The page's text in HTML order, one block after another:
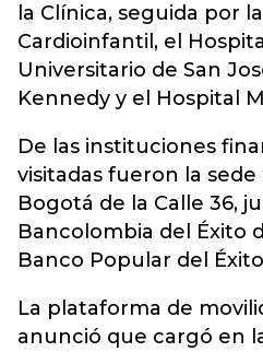
la Clínica, seguida por
Cardioinfantil, el
Universitario de San
Kennedy y el Hospital
De las instituciones
visitadas fueron la
Bogotá de la Calle 36,
Bancolombia del Éxito
Banco Popular del
La plataforma de
anunció que cargó en